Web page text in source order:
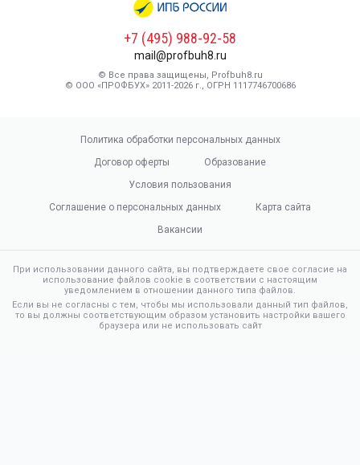
+7 (495) 988-92-58
mail@profbuh8.ru
© Все права защищены, Profbuh8.ru
© ООО «ПРОФБУХ» 2011-2026 г., ОГРН 1117746700686
Политика обработки персональных данных
Договор оферты
Образование
Условия пользования
Соглашение о персональных данных
Карта сайта
Вакансии
При использовании данного сайта, вы подтверждаете свое согласие на
использование файлов cookie в соответствии с настоящим
уведомлением в отношении данного типа файлов.
Если вы не согласны с тем, чтобы мы использовали данный тип файлов,
то вы должны соответствующим образом установить настройки вашего
браузера или не использовать сайт